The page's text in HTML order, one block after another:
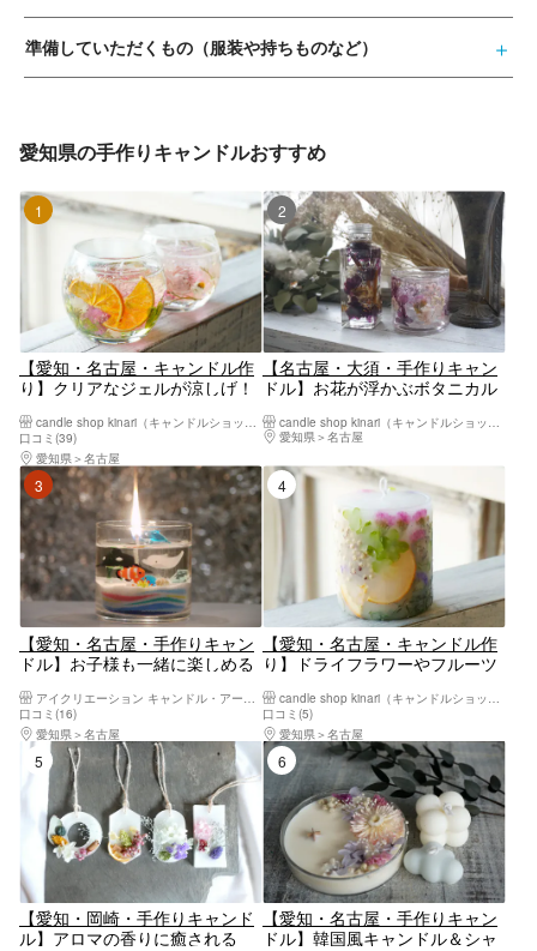
準備していただくもの（服装や持ちものなど）
愛知県の手作りキャンドルおすすめ
1位
【愛知・名古屋・キャンドル作
り】クリアなジェルが涼しげ！
り
candle shop kinari（キャンドルショップキナリ）
口コミ(39)
愛知県
名古屋
2位
【名古屋・大須・手作りキャン
ドル】お花が浮かぶボタニカル
ウム作り
candle shop kinari（キャンドルショップキナリ）
愛知県
名古屋
3位
【愛知・名古屋・手作りキャン
ドル】お子様も一緒に楽しめる
口コミ(16)
愛知県
名古屋
4位
【愛知・名古屋・キャンドル作
り】ドライフラワーやフルーツ
ャンドル作り
口コミ(5)
愛知県
名古屋
5位
【愛知・岡崎・手作りキャンド
ル】アロマの香りに癒される
6位
【愛知・名古屋・手作りキャン
ドル】韓国風キャンドル＆シャ